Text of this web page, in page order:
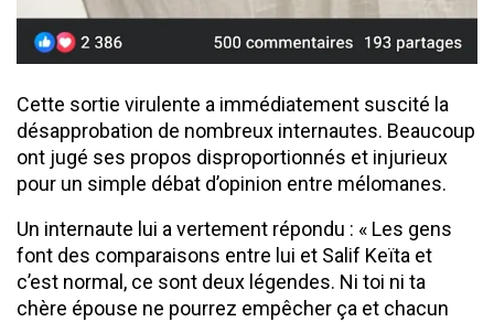
​Cette sortie virulente a immédiatement suscité la
désapprobation de nombreux internautes. Beaucoup
ont jugé ses propos disproportionnés et injurieux
pour un simple débat d’opinion entre mélomanes.
Un internaute lui a vertement répondu : « Les gens
font des comparaisons entre lui et Salif Keïta et
c’est normal, ce sont deux légendes. Ni toi ni ta
chère épouse ne pourrez empêcher ça et chacun